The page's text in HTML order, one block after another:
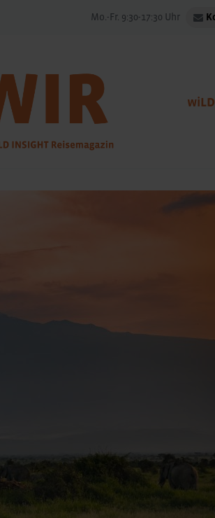
Mo.-Fr. 9:30-17:30 Uhr